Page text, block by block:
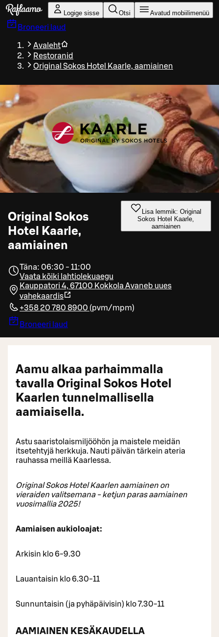
Liigu peamise sisu juurde
Logige sisse Otsi Avatud mobiilimenüü
Broneeri laud
Avaleht
Restoranid
Original Sokos Hotel Kaarle, aamiainen
Original Sokos
Hotel Kaarle,
aamiainen
Lisa lemmik: Original
Sokos Hotel Kaarle,
aamiainen
Täna: 06:30 - 11:00
Vaata kõiki lahtiolekuaegu
Kauppatori 4, 67100 Kokkola Avaneb uues
vahekaardis
+358 20 780 8900 (pvm/mpm)
Broneeri laud
Aamu alkaa parhaimmalla
tavalla Original Sokos Hotel
Kaarlen tunnelmallisella
aamiaisella.
Astu saaristolaismiljööhön ja maistele meidän
itsetehtyjä herkkuja. Nauti päivän tärkein ateria
rauhassa meillä Kaarlessa.
Original Sokos Hotel Kaarlen aamiainen on
vieraiden valitsemana - ketjun paras aamiainen
vuosimallia 2025!
Aamiaisen aukioloajat:
Arkisin klo 6-9.30
Lauantaisin klo 6.30-11
Sunnuntaisin (ja pyhäpäivisin) klo 7.30-11
AAMIAINEN KESÄKAUDELLA